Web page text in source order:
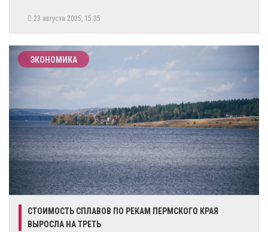
23 августа 2025, 15:35
ЭКОНОМИКА
СТОИМОСТЬ СПЛАВОВ ПО РЕКАМ ПЕРМСКОГО КРАЯ
ВЫРОСЛА НА ТРЕТЬ